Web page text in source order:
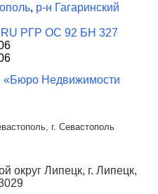
, р-н Гагаринский
РГР ОС 92 БН 327
«Бюро Недвижимости
г. Севастополь
округ Липецк, г. Липецк,